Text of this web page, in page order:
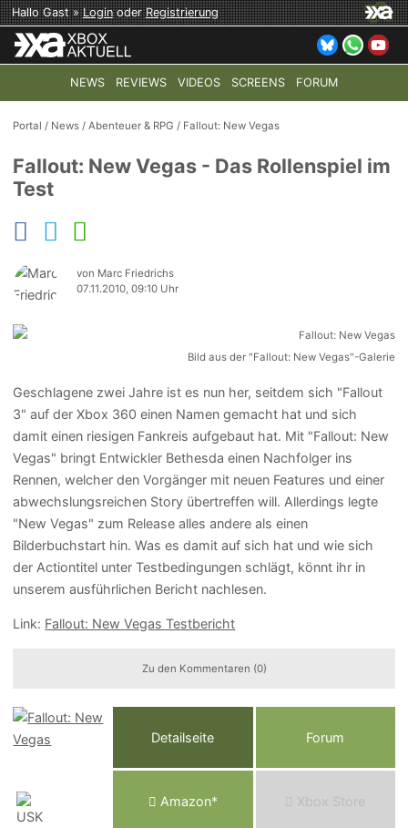
Hallo Gast »LoginoderRegistrierung
NEWS REVIEWS VIDEOS SCREENS FORUM
TOP-THEMEN: COD: MODERN WARFARE 4 HALO:
Portal / News /Abenteuer & RPG / Fallout: New Vegas
Fallout: New Vegas - Das Rollenspiel im
Test
von Marc Friedrichs
07.11.2010, 09:10 Uhr
Bild aus der "Fallout: New Vegas"-Galerie
Geschlagene zwei Jahre ist es nun her, seitdem sich "Fallout
3" auf der Xbox 360 einen Namen gemacht hat und sich
damit einen riesigen Fankreis aufgebaut hat. Mit "Fallout: New
Vegas" bringt Entwickler Bethesda einen Nachfolger ins
Rennen, welcher den Vorgänger mit neuen Features und einer
abwechslungsreichen Story übertreffen will. Allerdings legte
"New Vegas" zum Release alles andere als einen
Bilderbuchstart hin. Was es damit auf sich hat und wie sich
der Actiontitel unter Testbedingungen schlägt, könnt ihr in
unserem ausführlichen Bericht nachlesen.
Link: Fallout: New Vegas Testbericht
Zu den Kommentaren (0)
Detailseite Forum
Amazon* Xbox Store